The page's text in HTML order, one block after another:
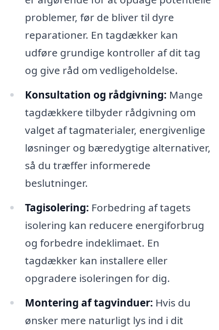
problemer, før de bliver til dyre
reparationer. En tagdækker kan
udføre grundige kontroller af dit tag
og give råd om vedligeholdelse.
Konsultation og rådgivning: Mange
tagdækkere tilbyder rådgivning om
valget af tagmaterialer, energivenlige
løsninger og bæredygtige alternativer,
så du træffer informerede
beslutninger.
Tagisolering: Forbedring af tagets
isolering kan reducere energiforbrug
og forbedre indeklimaet. En
tagdækker kan installere eller
opgradere isoleringen for dig.
Montering af tagvinduer: Hvis du
ønsker mere naturligt lys ind i dit